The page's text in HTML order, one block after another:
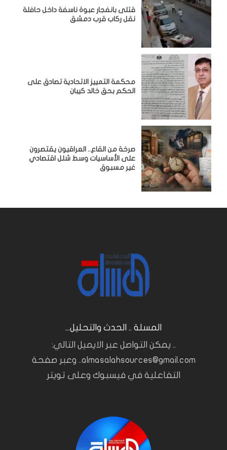
قتلى بانفجار عبوة ناسفة داخل حافلة
نقل ركاب قرب دمشق
محكمة التمييز الاتحادية تصادق على
الحكم بحق خالد كيبان
صرخة من القاع.. العراقيون يقتصرون
على الأساسيات وسط شلل اقتصادي
غير مسبوق
المسلة .. الحدث والتحليل...
.. يمكن التواصل عبر الايميل التالي:
almasalahsources@gmail.com.. وعبر صفحة
التفاعلية في فيسبوك وعلى تويتر